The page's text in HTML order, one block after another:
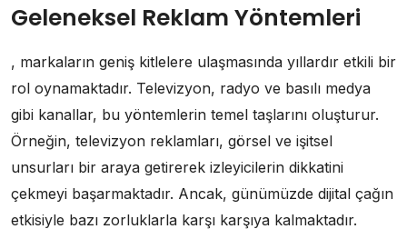
Geleneksel Reklam Yöntemleri
, markaların geniş kitlelere ulaşmasında yıllardır etkili bir
rol oynamaktadır. Televizyon, radyo ve basılı medya
gibi kanallar, bu yöntemlerin temel taşlarını oluşturur.
Örneğin, televizyon reklamları, görsel ve işitsel
unsurları bir araya getirerek izleyicilerin dikkatini
çekmeyi başarmaktadır. Ancak, günümüzde dijital çağın
etkisiyle bazı zorluklarla karşı karşıya kalmaktadır.